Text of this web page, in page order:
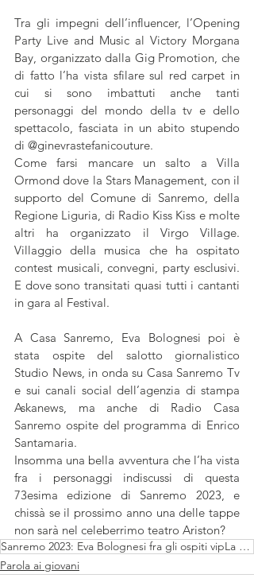
Tra gli impegni dell’influencer, l’Opening
Party Live and Music al Victory Morgana
Bay, organizzato dalla Gig Promotion, che
di fatto l’ha vista sfilare sul red carpet in
cui si sono imbattuti anche tanti
personaggi del mondo della tv e dello
spettacolo, fasciata in un abito stupendo
di @ginevrastefanicouture.
Come farsi mancare un salto a Villa
Ormond dove la Stars Management, con il
supporto del Comune di Sanremo, della
Regione Liguria, di Radio Kiss Kiss e molte
altri ha organizzato il Virgo Village.
Villaggio della musica che ha ospitato
contest musicali, convegni, party esclusivi.
E dove sono transitati quasi tutti i cantanti
in gara al Festival.
A Casa Sanremo, Eva Bolognesi poi è
stata ospite del salotto giornalistico
Studio News, in onda su Casa Sanremo Tv
e sui canali social dell’agenzia di stampa
Askanews, ma anche di Radio Casa
Sanremo ospite del programma di Enrico
Santamaria.
Insomma una bella avventura che l’ha vista
fra i personaggi indiscussi di questa
73esima edizione di Sanremo 2023, e
chissà se il prossimo anno una delle tappe
non sarà nel celeberrimo teatro Ariston?
Sanremo 2023: Eva Bolognesi fra gli ospiti vipLa nota influencer è stata una delle protagoniste indi
Parola ai giovani